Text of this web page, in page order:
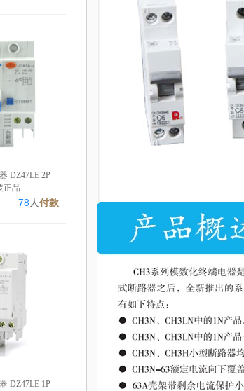
DZ47LE 2P
正品
78 人付款
DZ47LE 1P